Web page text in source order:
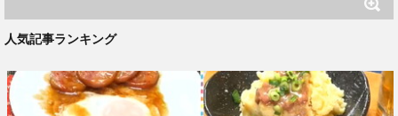
人気記事ランキング